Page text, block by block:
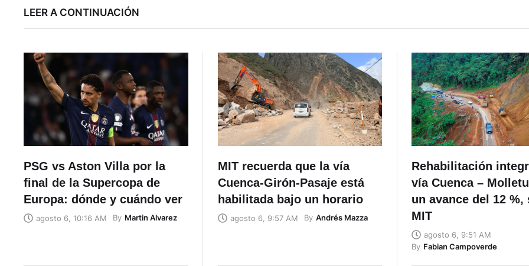
LEER A CONTINUACIÓN
PSG vs Aston Villa por la
final de la Supercopa de
Europa: dónde y cuándo ver
agosto 6, 10:16 AM By Martin Alvarez
MIT recuerda que la vía
Cuenca-Girón-Pasaje está
habilitada bajo un horario
agosto 6, 9:57 AM By Andrés Mazza
Rehabilitación
vía Cuenca –
un avance del 12 %,
MIT
agosto 6, 9:51 AM
By Fabian Campoverde